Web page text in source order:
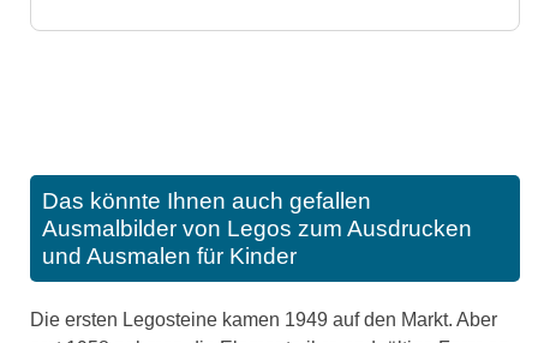
Das könnte Ihnen auch gefallen
Ausmalbilder von Legos zum Ausdrucken
und Ausmalen für Kinder
Die ersten Legosteine kamen 1949 auf den Markt. Aber